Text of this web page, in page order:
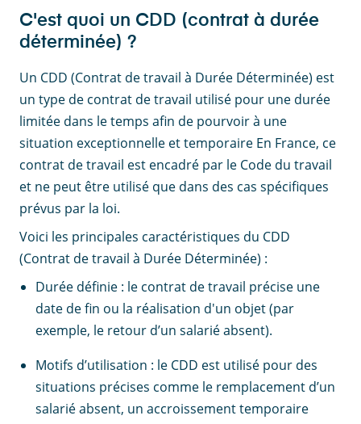
C'est quoi un CDD (contrat à durée
déterminée) ?
Un CDD (Contrat de travail à Durée Déterminée) est
un type de contrat de travail utilisé pour une durée
limitée dans le temps afin de pourvoir à une
situation exceptionnelle et temporaire En France, ce
contrat de travail est encadré par le Code du travail
et ne peut être utilisé que dans des cas spécifiques
prévus par la loi.
Voici les principales caractéristiques du CDD
(Contrat de travail à Durée Déterminée) :
Durée définie : le contrat de travail précise une
date de fin ou la réalisation d'un objet (par
exemple, le retour d’un salarié absent).
Motifs d’utilisation : le CDD est utilisé pour des
situations précises comme le remplacement d’un
salarié absent, un accroissement temporaire